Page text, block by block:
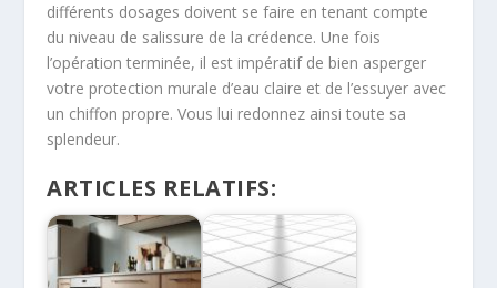
différents dosages doivent se faire en tenant compte
du niveau de salissure de la crédence. Une fois
l’opération terminée, il est impératif de bien asperger
votre protection murale d’eau claire et de l’essuyer avec
un chiffon propre. Vous lui redonnez ainsi toute sa
splendeur.
ARTICLES RELATIFS: